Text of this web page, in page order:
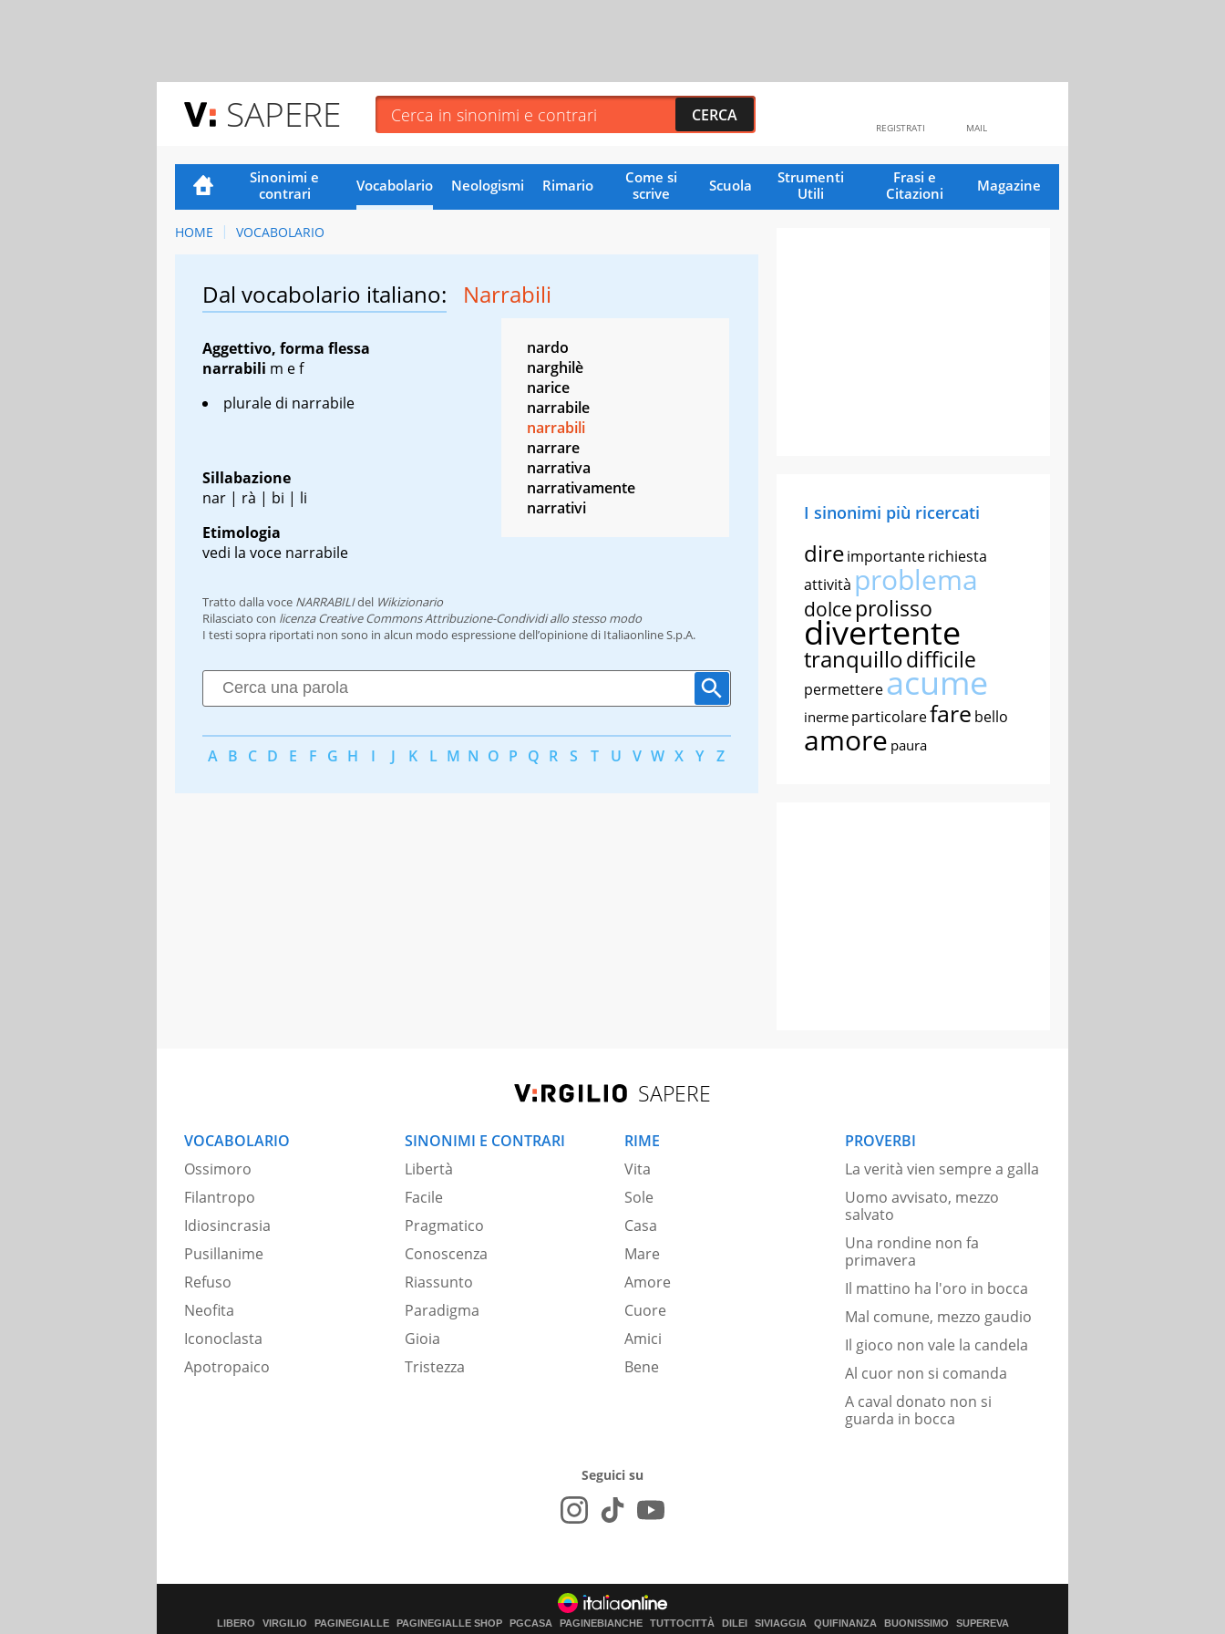
SAPERE MAIL
REGISTRATI
Sinonimi e
contrari
Vocabolario Neologismi Rimario
Come si
scrive
Scuola
Strumenti
Utili
Frasi e
Citazioni
Magazine
HOME VOCABOLARIO
Dal vocabolario italiano: Narrabili
Aggettivo, forma flessa
narrabili m ef
plurale di narrabile
Sillabazione
nar | rà | bi | li
Etimologia
vedi la voce narrabile
nardo
narghilè
narice
narrabile
narrabili
narrare
narrativa
narrativamente
narrativi
Tratto dalla voce NARRABILIdel Wikizionario
Rilasciato con licenza Creative Commons Attribuzione-Condividi allo stesso modo
I testi sopra riportati non sono in alcun modo espressione dell’opinione di Italiaonline S.p.A.
A B C D E F G H I J K L M N O P Q R S T U V W X Y Z
I sinonimi più ricercati
direimportanterichiesta
attività problema
dolce prolisso
divertente
tranquillodifficile
permettereacume
inerme particolarefare bello
amore paura
SAPERE
VOCABOLARIO
Ossimoro
Filantropo
Idiosincrasia
Pusillanime
Refuso
Neofita
Iconoclasta
Apotropaico
SINONIMI E CONTRARI
Libertà
Facile
Pragmatico
Conoscenza
Riassunto
Paradigma
Gioia
Tristezza
RIME
Vita
Sole
Casa
Mare
Amore
Cuore
Amici
Bene
PROVERBI
La verità vien sempre a galla
Uomo avvisato, mezzo
salvato
Una rondine non fa
primavera
Il mattino ha l'oro in bocca
Mal comune, mezzo gaudio
Il gioco non vale la candela
Al cuor non si comanda
A caval donato non si
guarda in bocca
Seguici su
LIBERO VIRGILIO PAGINEGIALLE PAGINEGIALLE SHOP PGCASA PAGINEBIANCHE TUTTOCITTÀ DILEI SIVIAGGIA QUIFINANZA BUONISSIMO SUPEREVA